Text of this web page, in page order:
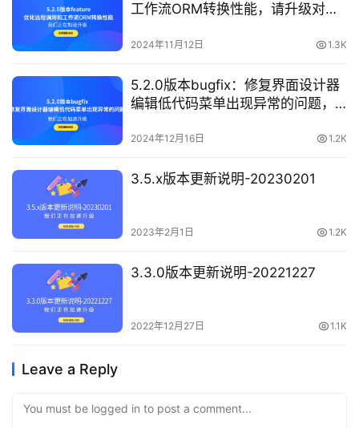
工作流ORM转换性能，请升级对应
2024年11月12日 1.3K
5.2.0版本bugfix：修复界面设计器
编辑低代码菜单出现异常的问题，
2024年12月16日 1.2K
3.5.x版本更新说明-20230201
2023年2月1日 1.2K
3.3.0版本更新说明-20221227
2022年12月27日 1.1K
Leave a Reply
You must be logged in to post a comment...